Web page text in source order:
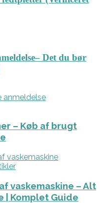
Det du bør
– Køb af brugt
vaskemaskine – Alt
| Komplet Guide